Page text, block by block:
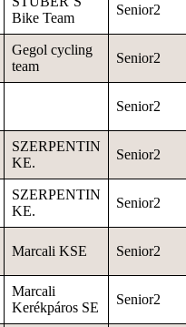
Bike Team
Senior2
Gegol cycling
team
Senior2
Senior2
SZERPENTIN
KE.
Senior2
SZERPENTIN
KE.
Senior2
Marcali KSE Senior2
Marcali
Kerékpáros SE
Senior2